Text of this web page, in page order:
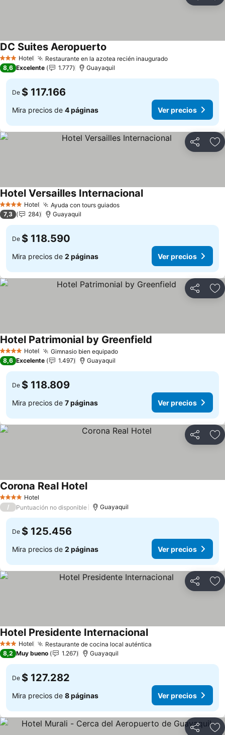
3 Estrellas
Hotel Restaurante en la azotea recién inauguradoVer precios
DC Suites Aeropuerto
8,6 Excelente 1.777 Guayaquil
De $ 117.166
Mira precios de 4 páginas Ver precios
Compartir
4 EstrellasHotel Ayuda con tours guiadosVer precios
Hotel Versailles InternacionalVer precios
7,3 284 Guayaquil
De $ 118.590
Mira precios de 2 páginas Ver precios
Compartir
4 EstrellasHotel Gimnasio bien equipadoVer precios
Hotel Patrimonial by Greenfield
8,6 Excelente 1.497 Guayaquil
De $ 118.809
Mira precios de 7 páginas Ver precios
Compartir
4 EstrellasHotel
Corona Real HotelVer precios
/ Puntuación no disponible Guayaquil
De $ 125.456
Mira precios de 2 páginas Ver precios
Compartir
3 Estrellas
Hotel Restaurante de cocina local auténtica
Hotel Presidente InternacionalVer precios
8,2 Muy bueno 1.267 Guayaquil
De $ 127.282
Mira precios de 8 páginas Ver precios
Compartir